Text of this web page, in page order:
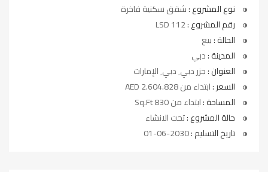
نوع المشروع :شقق سكنية فاخرة
رقم المشروع :
الحالة :بيع
المدينة :دبي
العنوان :جزر دبي٬ دبي٬ الإمارات
السعر :ابتداء من AED 2.604.828
المساحة :ابتداء من 830 Sq.Ft
حالة المشروع :تحت الانشاء
تاريخ التسليم :2030-06-01